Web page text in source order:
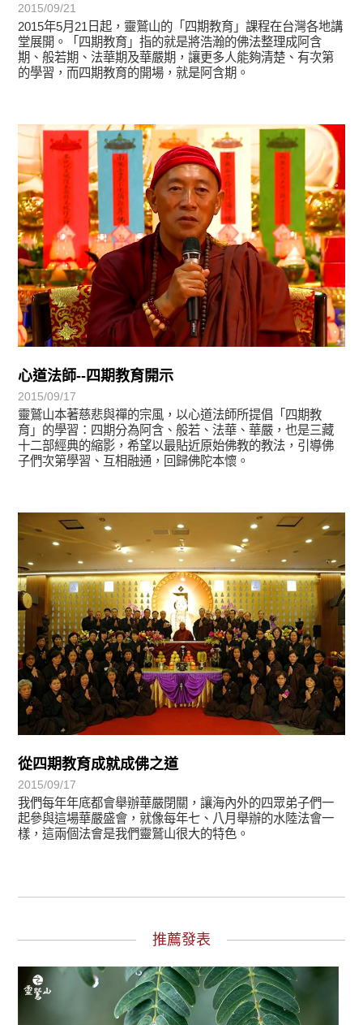
2015/09/21
2015年5月21日起，靈鷲山的「四期教育」課程在台灣各地講
堂展開。「四期教育」指的就是將浩瀚的佛法整理成阿含
期、般若期、法華期及華嚴期，讓更多人能夠清楚、有次第
的學習，而四期教育的開場，就是阿含期。
心道法師--四期教育開示
2015/09/17
靈鷲山本著慈悲與禪的宗風，以心道法師所提倡「四期教
育」的學習：四期分為阿含、般若、法華、華嚴，也是三藏
十二部經典的縮影，希望以最貼近原始佛教的教法，引導佛
子們次第學習、互相融通，回歸佛陀本懷。
宗師教育觀
從四期教育成就成佛之道
2015/09/17
我們每年年底都會舉辦華嚴閉關，讓海內外的四眾弟子們一
起參與這場華嚴盛會，就像每年七、八月舉辦的水陸法會一
樣，這兩個法會是我們靈鷲山很大的特色。
宗師教育觀
推薦發表